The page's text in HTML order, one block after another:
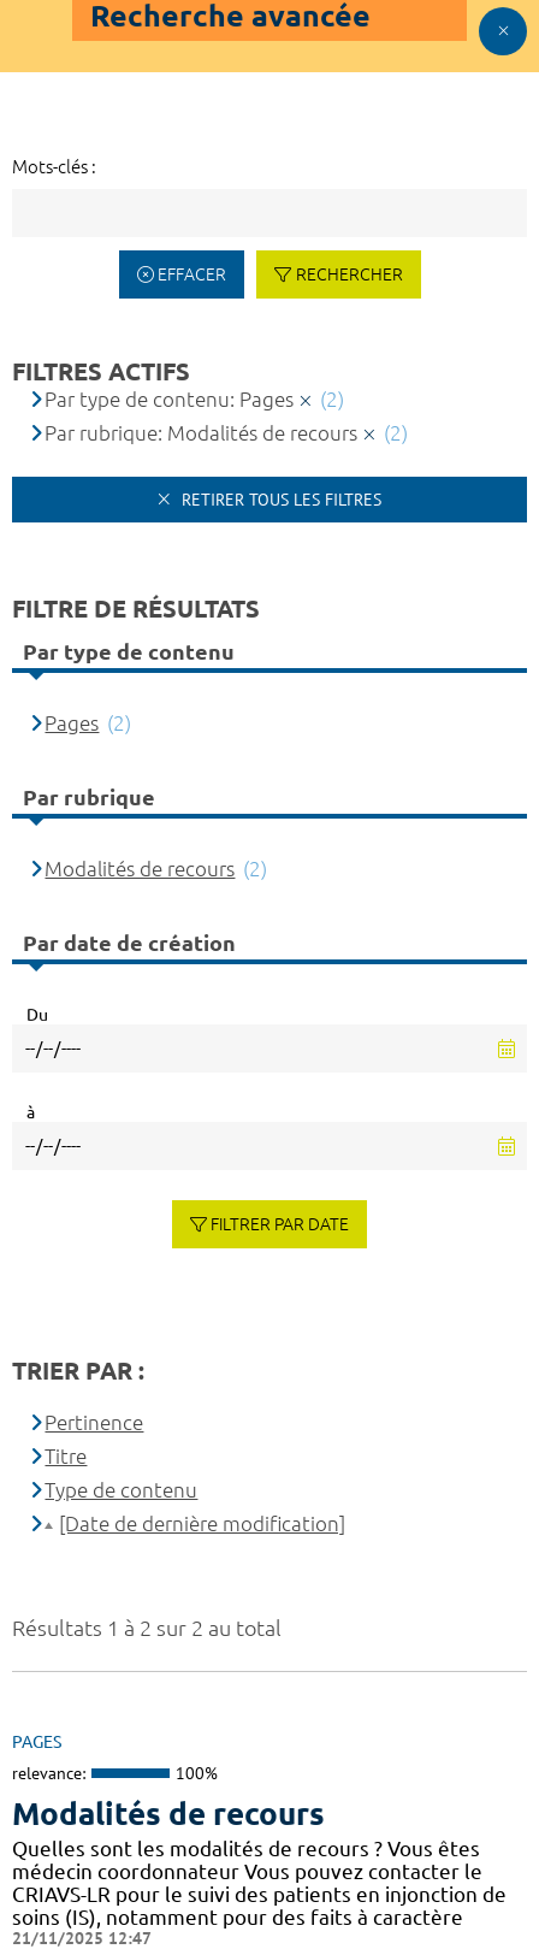
Recherche avancée
Mots-clés :
EFFACER RECHERCHER
Résultats 1 à 2 sur 2 au total
PAGES
relevance: 100%
Modalités de recours
Quelles sont les modalités de recours ? Vous êtes
médecin coordonnateur Vous pouvez contacter le
CRIAVS-LR pour le suivi des patients en injonction de
soins (IS), notamment pour des faits à caractère
21/11/2025 12:47
FILTRES ACTIFS
Par type de contenu: Pages
(2)
Par rubrique: Modalités de recours
(2)
RETIRER TOUS LES FILTRES
FILTRE DE RÉSULTATS
Par type de contenu
Pages (2)
Par rubrique
Modalités de recours (2)
Par date de création
Du
à
FILTRER PAR DATE
TRIER PAR :
Pertinence
Titre
Type de contenu
[Date de dernière modification]